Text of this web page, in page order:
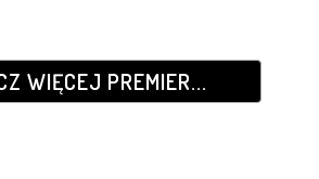
WIĘCEJ PREMIER...